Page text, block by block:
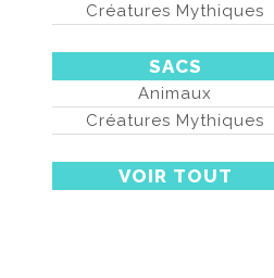
Créatures Mythiques
SACS
Animaux
Créatures Mythiques
VOIR TOUT